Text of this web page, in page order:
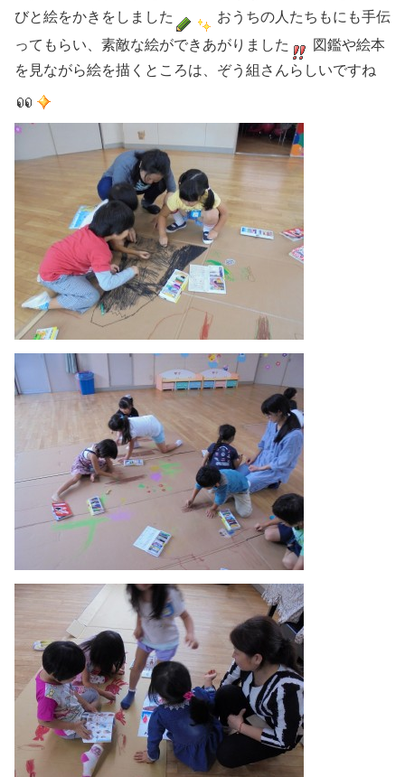
びと絵をかきをしました
おうちの人たちもにも手伝
ってもらい、素敵な絵ができあがりました
図鑑や絵本
を見ながら絵を描くところは、ぞう組さんらしいですね